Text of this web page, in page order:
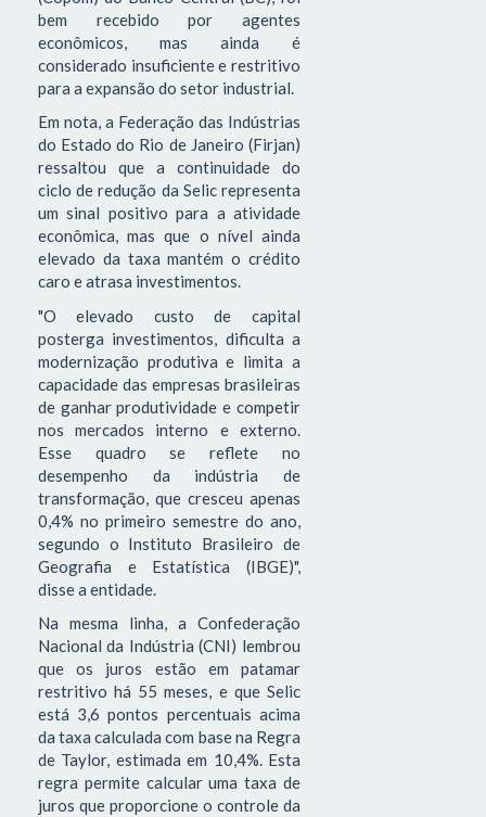
bem recebido por agentes
econômicos, mas ainda é
considerado insuficiente e restritivo
para a expansão do setor industrial.
Em nota, a Federação das Indústrias
do Estado do Rio de Janeiro (Firjan)
ressaltou que a continuidade do
ciclo de redução da Selic representa
um sinal positivo para a atividade
econômica, mas que o nível ainda
elevado da taxa mantém o crédito
caro e atrasa investimentos.
"O elevado custo de capital
posterga investimentos, dificulta a
modernização produtiva e limita a
capacidade das empresas brasileiras
de ganhar produtividade e competir
nos mercados interno e externo.
Esse quadro se reflete no
desempenho da indústria de
transformação, que cresceu apenas
0,4% no primeiro semestre do ano,
segundo o Instituto Brasileiro de
Geografia e Estatística (IBGE)",
disse a entidade.
Na mesma linha, a Confederação
Nacional da Indústria (CNI) lembrou
que os juros estão em patamar
restritivo há 55 meses, e que Selic
está 3,6 pontos percentuais acima
da taxa calculada com base na Regra
de Taylor, estimada em 10,4%. Esta
regra permite calcular uma taxa de
juros que proporcione o controle da